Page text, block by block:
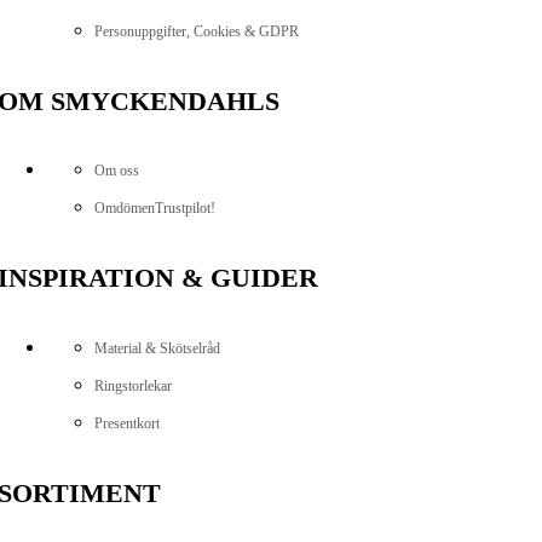
Personuppgifter, Cookies & GDPR
SMYCKENDAHLS
Om oss
OmdömenTrustpilot!
& GUIDER
Material & Skötselråd
Ringstorlekar
Presentkort